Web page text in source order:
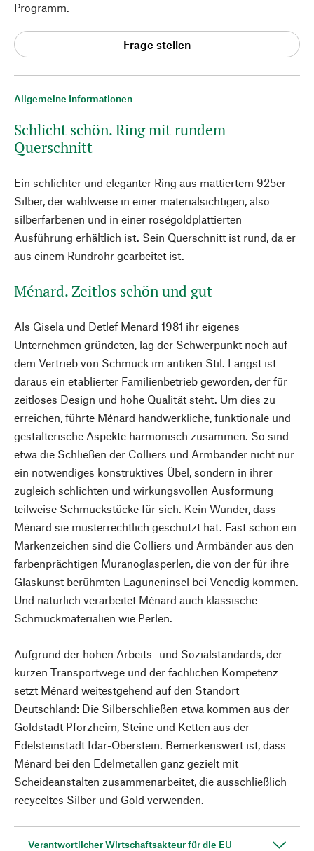
Allgemeine Informationen
Schlicht schön. Ring mit rundem
Querschnitt
Ein schlichter und eleganter Ring aus mattiertem 925er
Silber, der wahlweise in einer materialsichtigen, also
silberfarbenen und in einer roségoldplattierten
Ausführung erhältlich ist. Sein Querschnitt ist rund, da er
aus einem Rundrohr gearbeitet ist.
Ménard. Zeitlos schön und gut
Als Gisela und Detlef Menard 1981 ihr eigenes
Unternehmen gründeten, lag der Schwerpunkt noch auf
dem Vertrieb von Schmuck im antiken Stil. Längst ist
daraus ein etablierter Familienbetrieb geworden, der für
zeitloses Design und hohe Qualität steht. Um dies zu
erreichen, führte Ménard handwerkliche, funktionale und
gestalterische Aspekte harmonisch zusammen. So sind
etwa die Schließen der Colliers und Armbänder nicht nur
ein notwendiges konstruktives Übel, sondern in ihrer
zugleich schlichten und wirkungsvollen Ausformung
teilweise Schmuckstücke für sich. Kein Wunder, dass
Ménard sie musterrechtlich geschützt hat. Fast schon ein
Markenzeichen sind die Colliers und Armbänder aus den
farbenprächtigen Muranoglasperlen, die von der für ihre
Glaskunst berühmten Laguneninsel bei Venedig kommen.
Und natürlich verarbeitet Ménard auch klassische
Schmuckmaterialien wie Perlen.
Aufgrund der hohen Arbeits- und Sozialstandards, der
kurzen Transportwege und der fachlichen Kompetenz
setzt Ménard weitestgehend auf den Standort
Deutschland: Die Silberschließen etwa kommen aus der
Goldstadt Pforzheim, Steine und Ketten aus der
Edelsteinstadt Idar-Oberstein. Bemerkenswert ist, dass
Ménard bei den Edelmetallen ganz gezielt mit
Scheideanstalten zusammenarbeitet, die ausschließlich
recyceltes Silber und Gold verwenden.
Verantwortlicher Wirtschaftsakteur für die EU
Programm.
Frage stellen